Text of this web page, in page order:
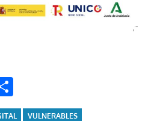
Compartir
VULNERABLES